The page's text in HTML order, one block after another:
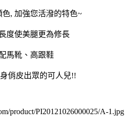
色, 加強您活潑的特色~
度使美腿更為修長
馬靴、高跟鞋
俏皮出眾的可人兒!!